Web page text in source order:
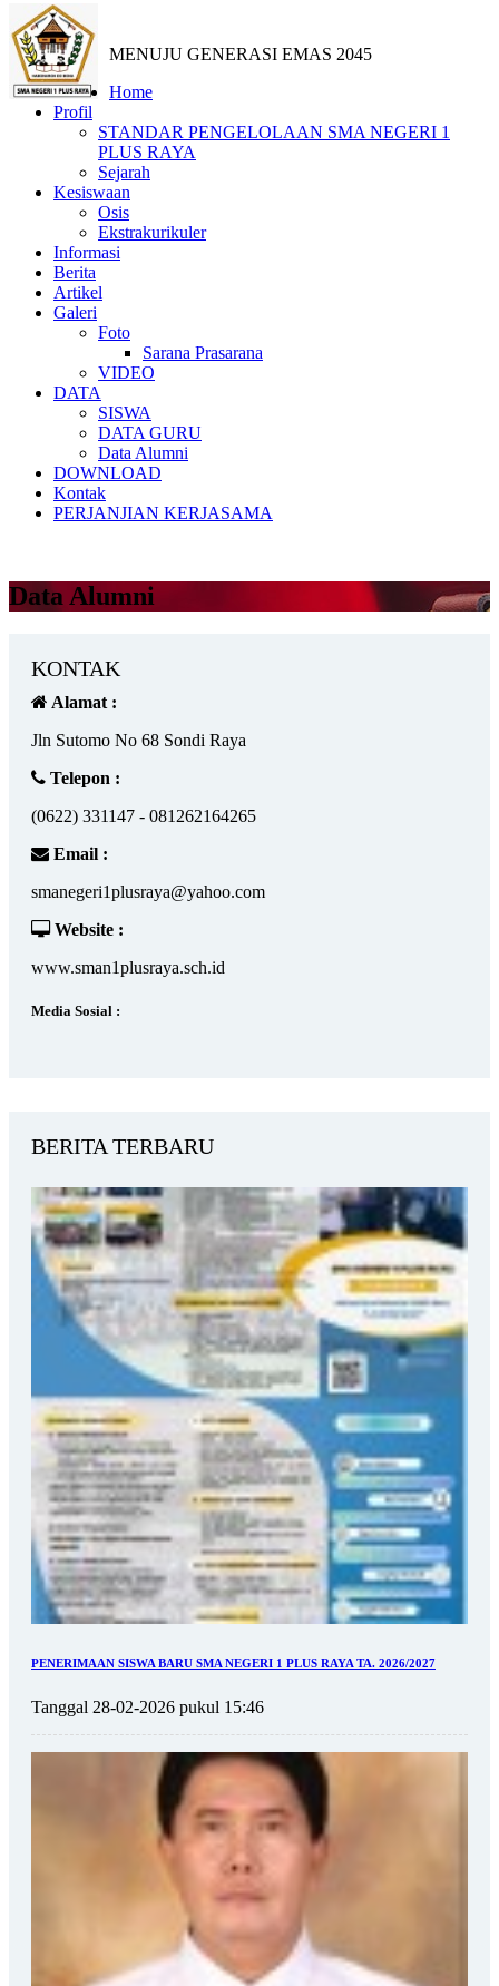
MENUJU GENERASI EMAS 2045
Home
Profil
STANDAR PENGELOLAAN SMA NEGERI 1
PLUS RAYA
Sejarah
Kesiswaan
Osis
Ekstrakurikuler
Informasi
Berita
Artikel
Galeri
Foto
Sarana Prasarana
VIDEO
DATA
SISWA
DATA GURU
Data Alumni
DOWNLOAD
Kontak
PERJANJIAN KERJASAMA
Data Alumni
KONTAK
Alamat :
Jln Sutomo No 68 Sondi Raya
Telepon :
(0622) 331147 - 081262164265
Email :
smanegeri1plusraya@yahoo.com
Website :
www.sman1plusraya.sch.id
Media Sosial :
BERITA TERBARU
PENERIMAAN SISWA BARU SMA NEGERI 1 PLUS RAYA TA. 2026/2027
Tanggal 28-02-2026 pukul 15:46